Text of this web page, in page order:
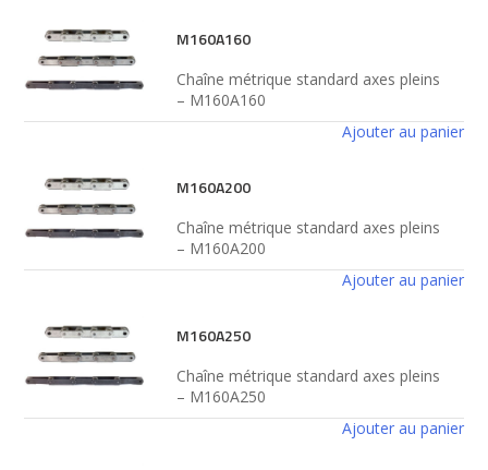
M160A160
Chaîne métrique standard axes pleins
– M160A160
Ajouter au panier
M160A200
Chaîne métrique standard axes pleins
– M160A200
Ajouter au panier
M160A250
Chaîne métrique standard axes pleins
– M160A250
Ajouter au panier